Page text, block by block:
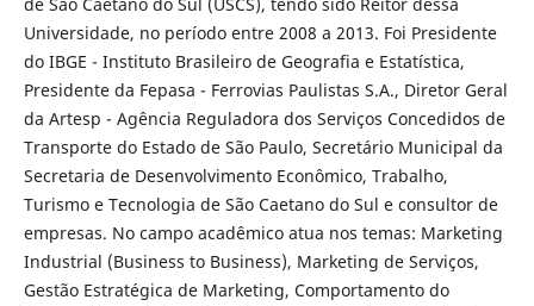
Universidade, no período entre 2008 a 2013. Foi Presidente
do IBGE - Instituto Brasileiro de Geografia e Estatística,
Presidente da Fepasa - Ferrovias Paulistas S.A., Diretor Geral
da Artesp - Agência Reguladora dos Serviços Concedidos de
Transporte do Estado de São Paulo, Secretário Municipal da
Secretaria de Desenvolvimento Econômico, Trabalho,
Turismo e Tecnologia de São Caetano do Sul e consultor de
empresas. No campo acadêmico atua nos temas: Marketing
Industrial (Business to Business), Marketing de Serviços,
Gestão Estratégica de Marketing, Comportamento do